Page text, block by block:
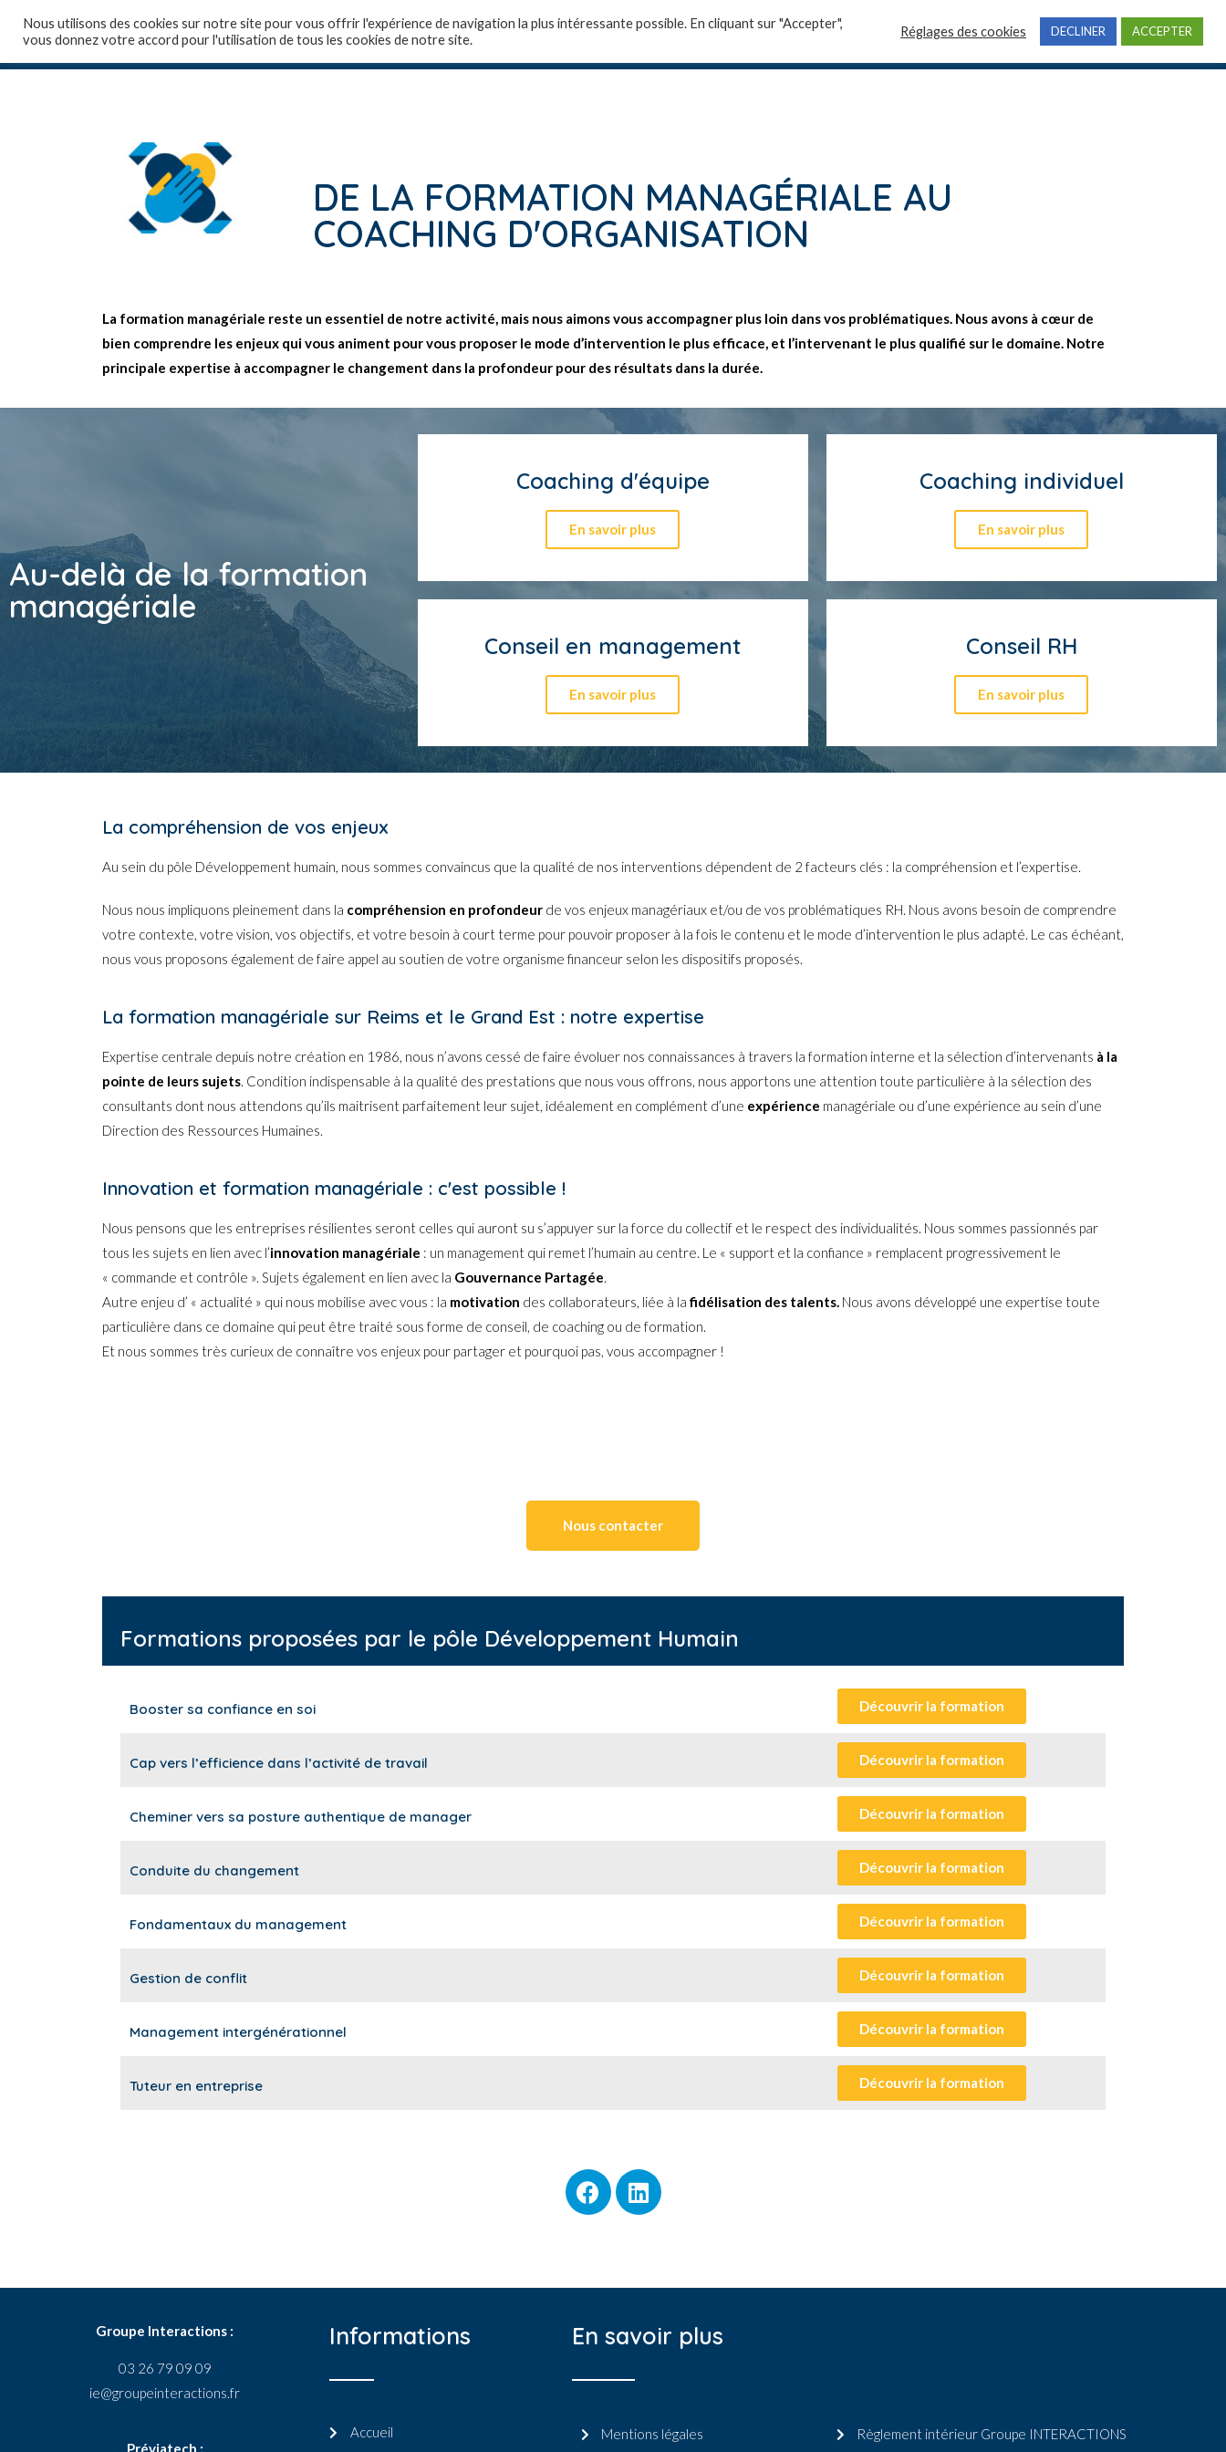
Accueil Qui sommes-nous ? Actualités Contact
DE LA FORMATION MANAGÉRIALE AU
COACHING D'ORGANISATION
La formation managériale reste un essentiel de notre activité, mais nous aimons vous accompagner plus loin dans vos problématiques. Nous avons à cœur de
bien comprendre les enjeux qui vous animent pour vous proposer le mode d’intervention le plus efficace, et l’intervenant le plus qualifié sur le domaine. Notre
principale expertise à accompagner le changement dans la profondeur pour des résultats dans la durée.
Au-delà de la formation
managériale
Coaching d'équipe
En savoir plus
Conseil en management
En savoir plus
Coaching individuel
En savoir plus
Conseil RH
En savoir plus
La compréhension de vos enjeux
Au sein du pôle Développement humain, nous sommes convaincus que la qualité de nos interventions dépendent de 2 facteurs clés : la compréhension et l’expertise.
Nous nous impliquons pleinement dans la compréhension en profondeur de vos enjeux managériaux et/ou de vos problématiques RH. Nous avons besoin de comprendre
votre contexte, votre vision, vos objectifs, et votre besoin à court terme pour pouvoir proposer à la fois le contenu et le mode d’intervention le plus adapté. Le cas échéant,
nous vous proposons également de faire appel au soutien de votre organisme financeur selon les dispositifs proposés.
La formation managériale sur Reims et le Grand Est : notre expertise
Expertise centrale depuis notre création en 1986, nous n’avons cessé de faire évoluer nos connaissances à travers la formation interne et la sélection d’intervenants à la
pointe de leurs sujets. Condition indispensable à la qualité des prestations que nous vous offrons, nous apportons une attention toute particulière à la sélection des
consultants dont nous attendons qu’ils maitrisent parfaitement leur sujet, idéalement en complément d’une expérience managériale ou d’une expérience au sein d’une
Direction des Ressources Humaines.
Innovation et formation managériale : c'est possible !
Nous pensons que les entreprises résilientes seront celles qui auront su s’appuyer sur la force du collectif et le respect des individualités. Nous sommes passionnés par
tous les sujets en lien avec l’innovation managériale : un management qui remet l’humain au centre. Le « support et la confiance » remplacent progressivement le
« commande et contrôle ». Sujets également en lien avec la Gouvernance Partagée.
Autre enjeu d’ « actualité » qui nous mobilise avec vous : la motivation des collaborateurs, liée à lafidélisation des talents. Nous avons développé une expertise toute
particulière dans ce domaine qui peut être traité sous forme de conseil, de coaching ou de formation.
Et nous sommes très curieux de connaître vos enjeux pour partager et pourquoi pas, vous accompagner !
Nous contacter
Formations proposées par le pôle Développement Humain
Booster sa confiance en soi Découvrir la formation
Cap vers l’efficience dans l’activité de travail Découvrir la formation
Cheminer vers sa posture authentique de manager Découvrir la formation
Conduite du changement Découvrir la formation
Fondamentaux du management Découvrir la formation
Gestion de conflit Découvrir la formation
Management intergénérationnel Découvrir la formation
Tuteur en entreprise Découvrir la formation
Groupe Interactions :
03 26 79 09 09
ie@groupeinteractions.fr
Préviatech :
Informations
Accueil
En savoir plus
Mentions légales
Règlement intérieur Groupe INTERACTIONS
Nous utilisons des cookies sur notre site pour vous offrir l'expérience de navigation la plus intéressante possible. En cliquant sur "Accepter",
vous donnez votre accord pour l'utilisation de tous les cookies de notre site.
Réglages des cookies DECLINER ACCEPTER